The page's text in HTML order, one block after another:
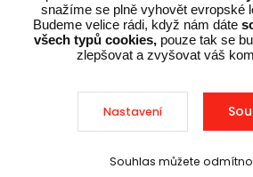
Sleva při
(Po-Pá 8:00 - 15:00)
potrebujiporadit@dvorak-karlik.cz
2025 © Dvorak-Karlik.cz – Všechna
snažíme se plně vyhovět evropské
Budeme velice rádi, když nám dáte
všech typů cookies,pouze tak se
zlepšovat a zvyšovat váš
Nastavení
Souhlas můžete